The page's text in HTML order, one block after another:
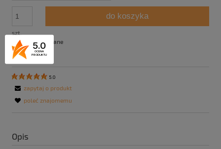
szt.
do koszyka
- Pole wymagane
5.0
zapytaj o produkt
poleć znajomemu
Opis
5.0
OCENA
PRODUKTU